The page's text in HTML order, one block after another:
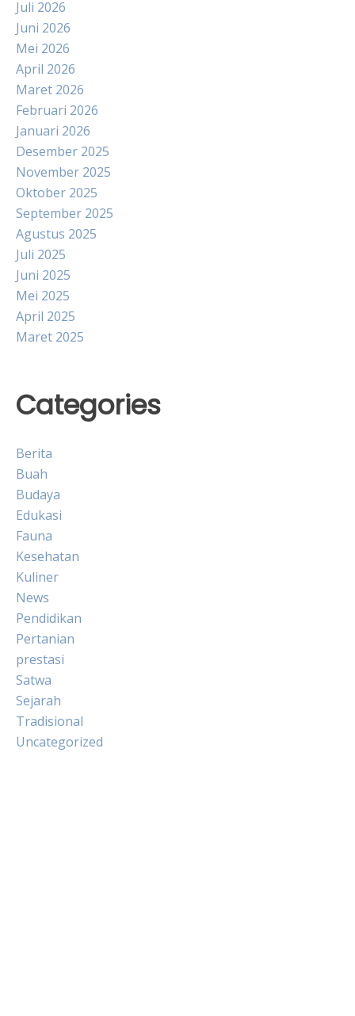
Juli 2026
Juni 2026
Mei 2026
April 2026
Maret 2026
Februari 2026
Januari 2026
Desember 2025
November 2025
Oktober 2025
September 2025
Agustus 2025
Juli 2025
Juni 2025
Mei 2025
April 2025
Maret 2025
Categories
Berita
Buah
Budaya
Edukasi
Fauna
Kesehatan
Kuliner
News
Pendidikan
Pertanian
prestasi
Satwa
Sejarah
Tradisional
Uncategorized